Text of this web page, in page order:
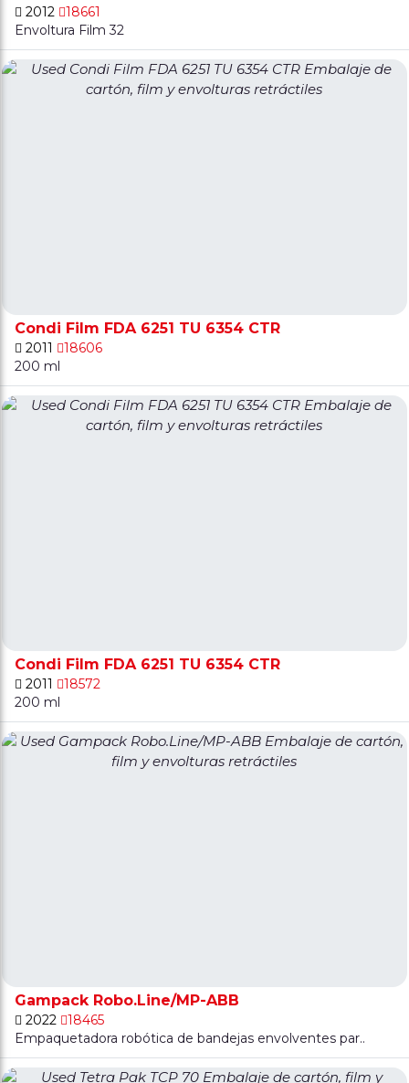
2012
18661
Envoltura Film 32
Condi Film FDA 6251 TU 6354 CTR
2011
18606
200 ml
Condi Film FDA 6251 TU 6354 CTR
2011
18572
200 ml
Gampack Robo.Line/MP-ABB
2022
18465
Empaquetadora robótica de bandejas envolventes par..